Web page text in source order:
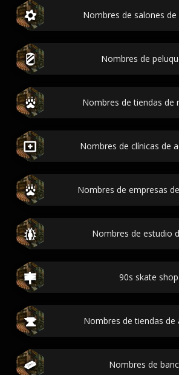
Nombres de salones de
Nombres de
Nombres de tiendas de
Nombres de clínicas de
Nombres de empresas
Nombres de estudio
90s skate shop
Nombres de tiendas de
Nombres de